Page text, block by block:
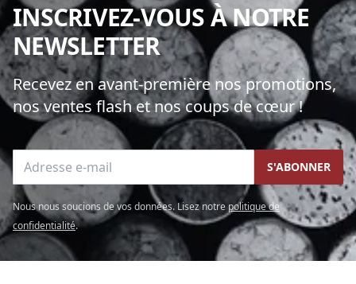
INSCRIVEZ-VOUS À NOTRE
NEWSLETTER
Recevez en avant-première nos promotions,
nos ventes flash et nos coups de cœur !
Adresse e-mail S'ABONNER
Nous nous soucions de vos données. Lisez notre politique de
confidentialité.